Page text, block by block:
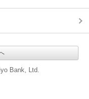
Bank, Ltd.